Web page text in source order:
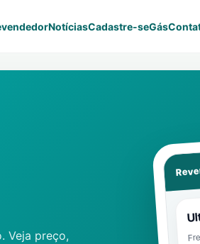
NotíciasCadastre-seGás
Veja preço,